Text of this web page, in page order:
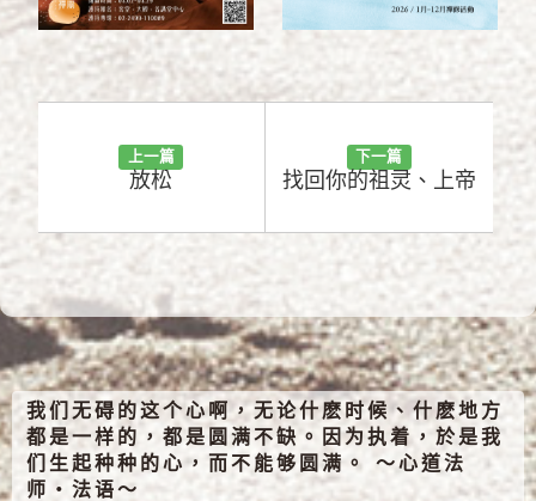
上一篇
放松
下一篇
找回你的祖灵、上帝
我们无碍的这个心啊，无论什麽时候、什麽地方
都是一样的，都是圆满不缺。因为执着，於是我
们生起种种的心，而不能够圆满。 ～心道法
师‧法语～